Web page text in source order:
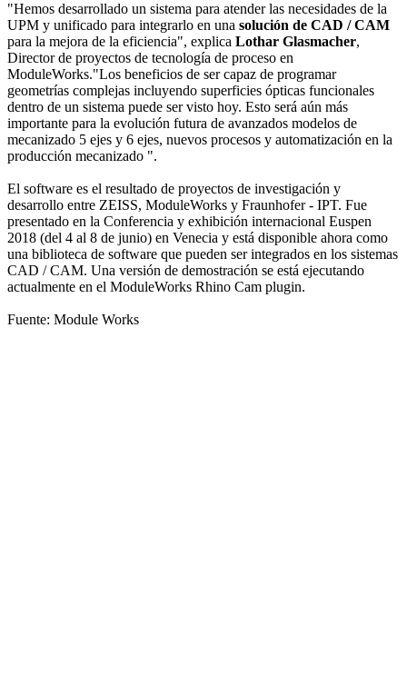
"Hemos desarrollado un sistema para atender las necesidades de la
UPM y unificado para integrarlo en una solución de CAD / CAM
para la mejora de la eficiencia", explica Lothar Glasmacher,
Director de proyectos de tecnología de proceso en
ModuleWorks."Los beneficios de ser capaz de programar
geometrías complejas incluyendo superficies ópticas funcionales
dentro de un sistema puede ser visto hoy. Esto será aún más
importante para la evolución futura de avanzados modelos de
mecanizado 5 ejes y 6 ejes, nuevos procesos y automatización en la
producción mecanizado ".
El software es el resultado de proyectos de investigación y
desarrollo entre ZEISS, ModuleWorks y Fraunhofer - IPT. Fue
presentado en la Conferencia y exhibición internacional Euspen
2018 (del 4 al 8 de junio) en Venecia y está disponible ahora como
una biblioteca de software que pueden ser integrados en los sistemas
CAD / CAM. Una versión de demostración se está ejecutando
actualmente en el ModuleWorks Rhino Cam plugin.
Fuente: Module Works